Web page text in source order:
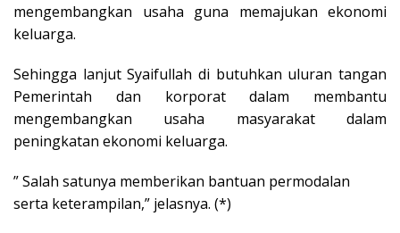
mengembangkan usaha guna memajukan ekonomi
keluarga.
Sehingga lanjut Syaifullah di butuhkan uluran tangan
Pemerintah dan korporat dalam membantu
mengembangkan usaha masyarakat dalam
peningkatan ekonomi keluarga.
” Salah satunya memberikan bantuan permodalan
serta keterampilan,” jelasnya. (*)